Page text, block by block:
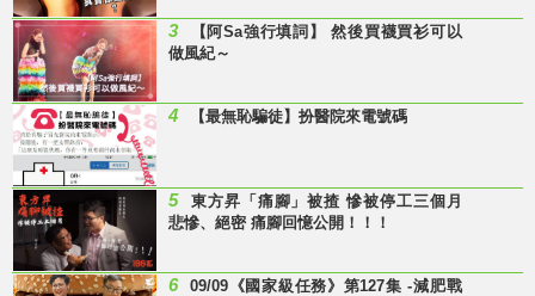
3
【阿Sa強行填詞】 然後買襪買衫可以
做風紀～
4 【最無恥騙徒】扮醫院來電號碼
5
東方昇「痛腳」被揸 慘被停工三個月
悲慘、絕密 痛腳回憶公開！！！
6
09/09《國家級任務》第127集 -減肥戰